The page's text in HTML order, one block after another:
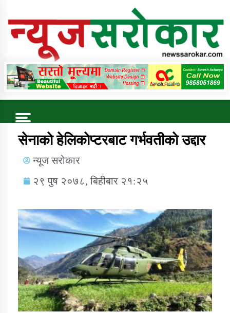
Online News Portal
Trending Now
डिभिजन कार्यालय जुम्लाको सुचना सन्देश
सेनाकाे हेलिकाेप्टरबाट गर्भवतीकाे उद्दार
न्यूज सरोकार
२९ पुष २०७८, बिहीबार २१:२५